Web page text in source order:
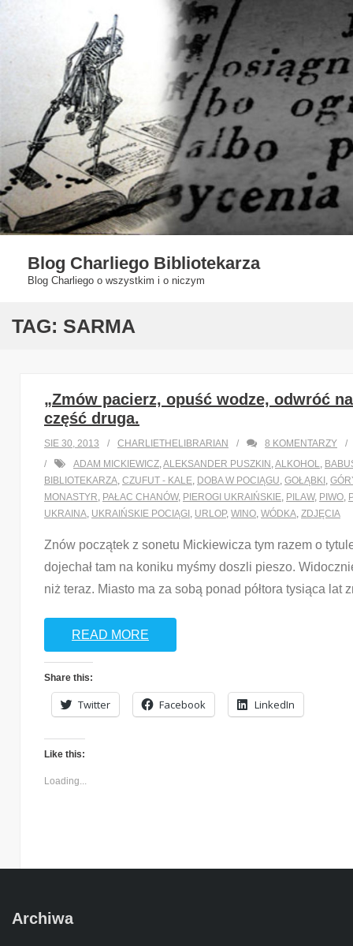
Blog Charliego Bibliotekarza
Blog Charliego o wszystkim i o niczym
TAG: SARMA
„Zmów pacierz, opuść wodze, odwróć
część druga.
SIE 30, 2013 CHARLIETHELIBRARIAN 8 KOMENTARZY
ADAM MICKIEWICZ,ALEKSANDER PUSZKIN ,ALKOHOL,
BIBLIOTEKARZA, CZUFUT - KALE, DOBA W POCIĄGU, GOŁĄBKI ,
MONASTYR, PAŁAC CHANÓW, PIEROGI UKRAIŃSKIE, PILAW, PIWO,
UKRAINA, UKRAIŃSKIE POCIĄGI , URLOP, WINO, WÓDKA, ZDJĘCIA
Znów początek z sonetu Mickiewicza tym razem o
dojechał tam na koniku myśmy doszli pieszo.
niż teraz. Miasto ma za sobą ponad półtora tysiąca lat
READ MORE
Share this:
Twitter Facebook LinkedIn
Like this:
Loading...
Archiwa